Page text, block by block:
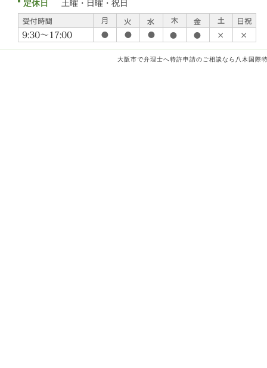
定休日 土曜・日曜・祝日
大阪市で弁理士へ特許申請のご相談なら八木国